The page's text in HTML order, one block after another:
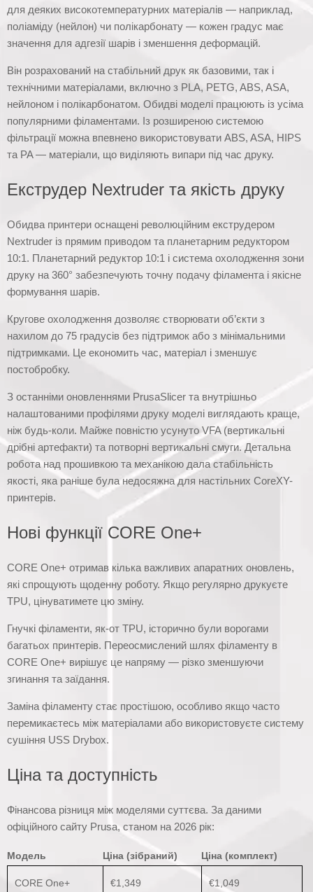
для деяких високотемпературних матеріалів — наприклад,
поліаміду (нейлон) чи полікарбонату — кожен градус має
значення для адгезії шарів і зменшення деформацій.
Він розрахований на стабільний друк як базовими, так і
технічними матеріалами, включно з PLA, PETG, ABS, ASA,
нейлоном і полікарбонатом. Обидві моделі працюють із усіма
популярними філаментами. Із розширеною системою
фільтрації можна впевнено використовувати ABS, ASA, HIPS
та PA — матеріали, що виділяють випари під час друку.
Екструдер Nextruder та якість друку
Обидва принтери оснащені революційним екструдером
Nextruder із прямим приводом та планетарним редуктором
10:1. Планетарний редуктор 10:1 і система охолодження зони
друку на 360° забезпечують точну подачу філамента і якісне
формування шарів.
Кругове охолодження дозволяє створювати об’єкти з
нахилом до 75 градусів без підтримок або з мінімальними
підтримками. Це економить час, матеріал і зменшує
постобробку.
З останніми оновленнями PrusaSlicer та внутрішньо
налаштованими профілями друку моделі виглядають краще,
ніж будь-коли. Майже повністю усунуто VFA (вертикальні
дрібні артефакти) та потворні вертикальні смуги. Детальна
робота над прошивкою та механікою дала стабільність
якості, яка раніше була недосяжна для настільних CoreXY-
принтерів.
Нові функції CORE One+
CORE One+ отримав кілька важливих апаратних оновлень,
які спрощують щоденну роботу. Якщо регулярно друкуєте
TPU, цінуватимете цю зміну.
Гнучкі філаменти, як-от TPU, історично були ворогами
багатьох принтерів. Переосмислений шлях філаменту в
CORE One+ вирішує це напряму — різко зменшуючи
згинання та заїдання.
Заміна філаменту стає простішою, особливо якщо часто
перемикаєтесь між матеріалами або використовуєте систему
сушіння USS Drybox.
Ціна та доступність
Фінансова різниця між моделями суттєва. За даними
офіційного сайту Prusa, станом на 2026 рік:
Модель Ціна (зібраний) Ціна (комплект)
CORE One+ €1,349 €1,049